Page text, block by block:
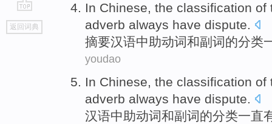
go
top
返回词典
In Chinese, the classification of
adverb always have dispute.
摘要汉语中 助动词和副词的分类
youdao
In Chinese, the classification of
adverb always have dispute.
汉语中 助动词和副词的分类一直